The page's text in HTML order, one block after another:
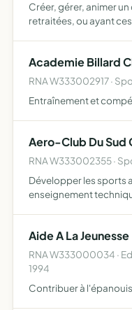
Créer, gérer, animer
retraitées, ou ayant
Academie Billard
RNA W333002917 ·
Entraînement et
Aero-Club Du Sud
RNA W333002355 ·
Développer les sports
enseignement
Aide A La Jeunesse
RNA W333000034 ·
1994
Contribuer à